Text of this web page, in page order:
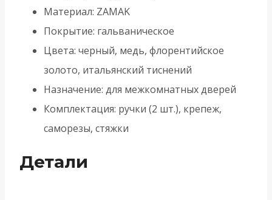
Материал: ZAMAK
Покрытие: гальваническое
Цвета: черный, медь, флорентийское
золото, итальянский тиснений
Назначение: для межкомнатных дверей
Комплектация: ручки (2 шт.), крепеж,
саморезы, стяжки
Детали